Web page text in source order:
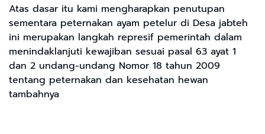
Atas dasar itu kami mengharapkan penutupan
sementara peternakan ayam petelur di Desa jabteh
ini merupakan langkah represif pemerintah dalam
menindaklanjuti kewajiban sesuai pasal 63 ayat 1
dan 2 undang-undang Nomor 18 tahun 2009
tentang peternakan dan kesehatan hewan
tambahnya